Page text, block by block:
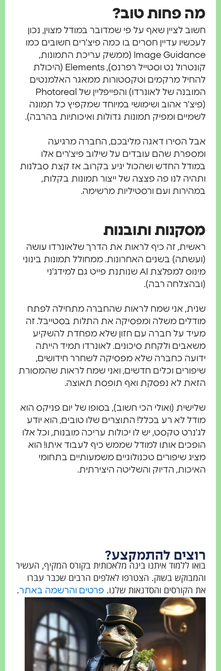
פחות טוב?
לציין שאף על פי שמדובר במודל מצוין, נכון
עדיין חסרים בו כמה פיצ'רים חשובים כמו
Image Guidance (ממשק עריכת התמונות,
קונטרול נט וסטייל רפרנס), Elements (היכולת
מרקמים וטקסטורות ממאגר האלמנטים
המובנה של לאונרדו) והפייפליין של Photoreal
אהוב ושימושי במיוחד שמקפיץ כל תמונה
ומפיק תמונות גדולות ואיכותיות בהרבה).
הסירו דאגה מליבכם, החברה מרגיעה
שהם עובדים על שילוב פיצ'רים אלו
החדש ושהכול יגיע בקרוב. אז קצת סבלנות
לנו פה פצצה של ייצור תמונות בקלות,
ועם ורסטיליות מרשימה.
ותובנות
זה כיף לראות את הדרך שלאונרדו עושה
בשנים האחרונות. ממחולל תמונות בינוני
מינוס למפלצת AI שנותנת פייט גם למידג'ני
רבה).
אני שמח לראות שהחברה מתחילה לפתח
משלה ומפסיקה את התלות בסטייבל. זה
על חברה עם חזון שלא מפחדת להשקיע
ולקחת סיכונים. לאונרדו תמיד הייתה
כחברה שלא מפסיקה לשחרר חידושים,
וכלים חדשים, ואני שמח לראות שהמסורת
לא נפסקת ואף תופסת תאוצה.
(ואולי הכי חשוב), בסופו של יום פניקס הוא
לא רע בכלל! התוצרים שלו טובים, הוא יודע
טקסט, יש לו יכולות עריכה מובנות, וכל אלו
אותו למודל שממש כיף לעבוד איתו! הוא
שיפורים טכנולוגיים משמעותיים בתחומי
הדיוק והשליטה היצירתית.
להתמקצע?
ללמוד איתנו בינה מלאכותית בקורס המקיף, העשיר
בשוק. הצטרפו לאלפים הרבים שכבר עברו
הקורסים והסדנאות שלנו. פרטים והרשמה באתר.